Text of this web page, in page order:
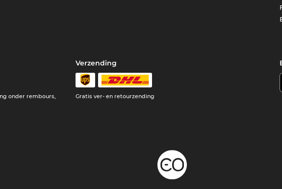
onder rembours,
Verzending
Gratis ver- en retourzending